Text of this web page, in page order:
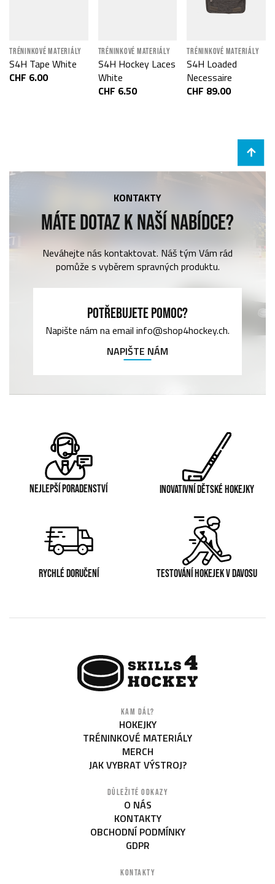
TRÉNINKOVÉ MATERIÁLY
S4H Tape White
CHF 6.00
TRÉNINKOVÉ MATERIÁLY
S4H Hockey Laces
White
CHF 6.50
TRÉNINKOVÉ MATERIÁLY
S4H Loaded
Necessaire
CHF 89.00
KONTAKTY
MÁTE DOTAZ K NAŠÍ NABÍDCE?
Neváhejte nás kontaktovat. Náš tým Vám rád
pomůže s vyběrem spravných produktu.
POTŘEBUJETE POMOC?
Napište nám na email info@shop4hockey.ch.
NAPIŠTE NÁM
NEJLEPŠÍ PORADENSTVÍ INOVATIVNÍ DĚTSKÉ HOKEJKY
RYCHLÉ DORUČENÍ TESTOVÁNÍ HOKEJEK V DAVOSU
KAM DÁL?
HOKEJKY
TRÉNINKOVÉ MATERIÁLY
MERCH
JAK VYBRAT VÝSTROJ?
DŮLEŽITÉ ODKAZY
O NÁS
KONTAKTY
OBCHODNÍ PODMÍNKY
GDPR
KONTAKTY